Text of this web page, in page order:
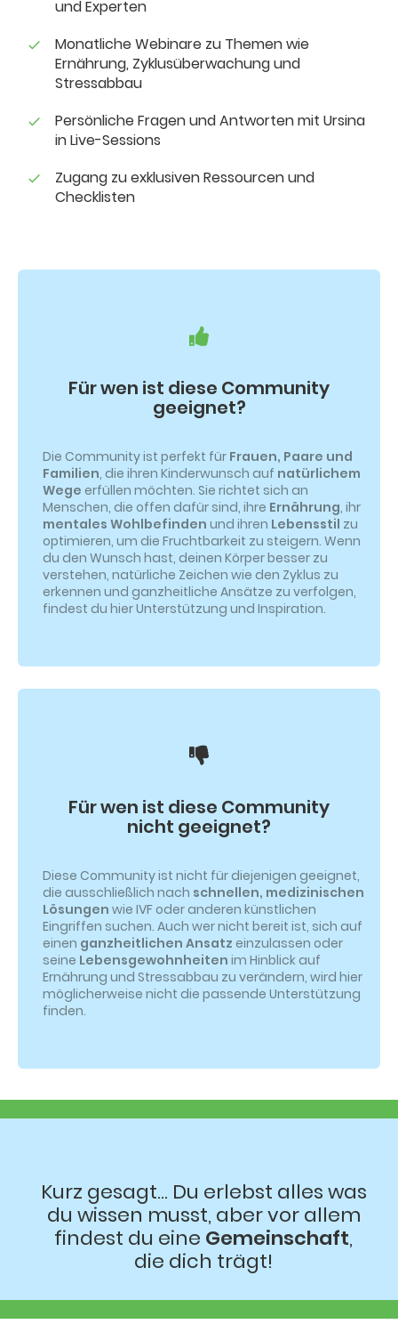
und Experten
Monatliche Webinare zu Themen wie
Ernährung, Zyklusüberwachung und
Stressabbau
Persönliche Fragen und Antworten mit Ursina
in Live-Sessions
Zugang zu exklusiven Ressourcen und
Checklisten
Für wen ist diese Community
geeignet?
Die Community ist perfekt für Frauen, Paare und
Familien, die ihren Kinderwunsch auf natürlichem
Wege erfüllen möchten. Sie richtet sich an
Menschen, die offen dafür sind, ihre Ernährung, ihr
mentales Wohlbefinden und ihren Lebensstil zu
optimieren, um die Fruchtbarkeit zu steigern. Wenn
du den Wunsch hast, deinen Körper besser zu
verstehen, natürliche Zeichen wie den Zyklus zu
erkennen und ganzheitliche Ansätze zu verfolgen,
findest du hier Unterstützung und Inspiration.
Für wen ist diese Community
nicht geeignet?
Diese Community ist nicht für diejenigen geeignet,
die ausschließlich nach schnellen, medizinischen
Lösungen wie IVF oder anderen künstlichen
Eingriffen suchen. Auch wer nicht bereit ist, sich auf
einen ganzheitlichen Ansatz einzulassen oder
seine Lebensgewohnheiten im Hinblick auf
Ernährung und Stressabbau zu verändern, wird hier
möglicherweise nicht die passende Unterstützung
finden.
Kurz gesagt... Du erlebst alles was
du wissen musst, aber vor allem
findest du eine Gemeinschaft,
die dich trägt!